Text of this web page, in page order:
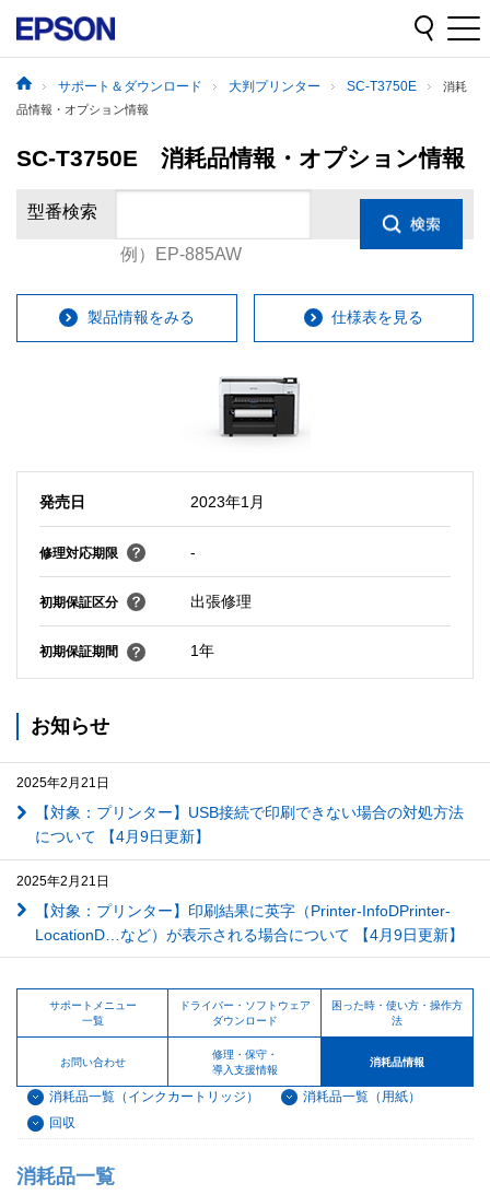
サポート＆ダウンロード 大判プリンター SC-T3750E
消耗
品情報・オプション情報
SC-T3750E 消耗品情報・オプション情報
型番検索
例）EP-885AW
製品情報をみる 仕様表を見る
発売日 2023年1月
修理対応期限 -
初期保証区分 出張修理
初期保証期間 1年
お知らせ
2025年2月21日
【対象：プリンター】USB接続で印刷できない場合の対処方法
について 【4月9日更新】
2025年2月21日
【対象：プリンター】印刷結果に英字（Printer-InfoDPrinter-
LocationD…など）が表示される場合について 【4月9日更新】
サポートメニュー
一覧
ドライバー・ソフトウェア
ダウンロード
困った時・使い方・操作方
法
お問い合わせ
修理・保守・
導入支援情報
消耗品情報
消耗品一覧（インクカートリッジ）
消耗品一覧（用紙）
回収
消耗品一覧